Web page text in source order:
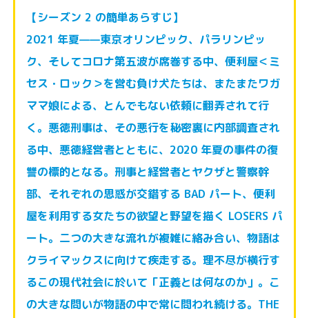
【シーズン 2 の簡単あらすじ】
2021 年夏——東京オリンピック、パラリンピッ
ク、そしてコロナ第五波が席巻する中、便利屋＜ミ
セス・ロック＞を営む負け犬たちは、またまたワガ
ママ娘による、とんでもない依頼に翻弄されて行
く。悪徳刑事は、その悪行を秘密裏に内部調査され
る中、悪徳経営者とともに、2020 年夏の事件の復
讐の標的となる。 刑事と経営者とヤクザと警察幹
部、それぞれの思惑が交錯する BAD パート、便利
屋を利用する女たちの欲望と野望を描く LOSERS パ
ート。二つの大きな流れが複雑に絡み合い、物語は
クライマックスに向けて疾走する。理不尽が横行す
るこの現代社会に於いて「正義とは何なのか」。こ
の大きな問いが物語の中で常に問われ続ける。THE